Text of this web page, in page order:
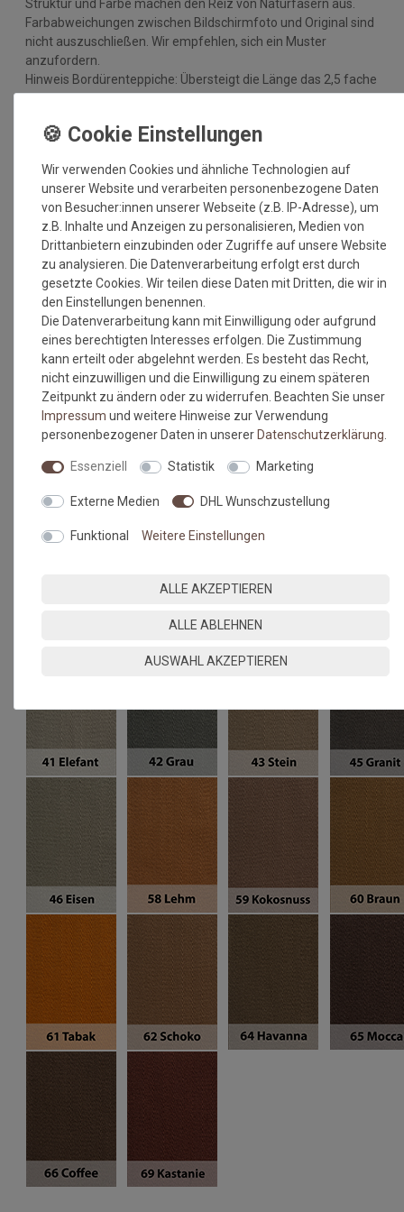
Struktur und Farbe machen den Reiz von Naturfasern aus.
Farbabweichungen zwischen Bildschirmfoto und Original sind
nicht auszuschließen. Wir empfehlen, sich ein Muster
anzufordern.
Hinweis Bordürenteppiche: Übersteigt die Länge das 2,5 fache
der Breite, besteht das Risiko der Wellenbildung.
Farbübersicht Sisal Stoffbordüren:
Musterbestellung der Bordüren ist hier möglich <
Bordürenmuster hier bestellen >
Wir verwenden Cookies und ähnliche Technologien auf
unserer Website und verarbeiten personenbezogene Daten
von Besucher:innen unserer Webseite (z.B. IP-Adresse), um
z.B. Inhalte und Anzeigen zu personalisieren, Medien von
Drittanbietern einzubinden oder Zugriffe auf unsere Website
zu analysieren. Die Datenverarbeitung erfolgt erst durch
gesetzte Cookies. Wir teilen diese Daten mit Dritten, die wir in
den Einstellungen benennen.
Die Datenverarbeitung kann mit Einwilligung oder aufgrund
eines berechtigten Interesses erfolgen. Die Zustimmung
kann erteilt oder abgelehnt werden. Es besteht das Recht,
nicht einzuwilligen und die Einwilligung zu einem späteren
Zeitpunkt zu ändern oder zu widerrufen. Beachten Sie unser
Impressum und weitere Hinweise zur Verwendung
personenbezogener Daten in unserer Daten­schutz­erklärung
Essenziell Statistik Marketing
Externe Medien DHL Wunschzustellung
Funktional Weitere Einstellungen
ALLE AKZEPTIEREN
ALLE ABLEHNEN
AUSWAHL AKZEPTIEREN